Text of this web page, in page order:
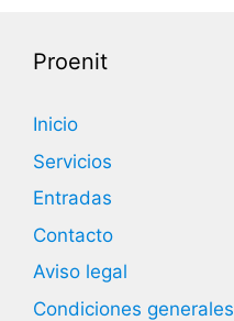
Proenit
Inicio
Servicios
Entradas
Contacto
Aviso legal
Condiciones generales